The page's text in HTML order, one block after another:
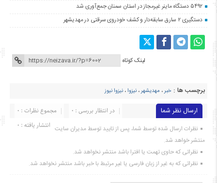
۵۴۹۲ دستگاه ماینر غیرمجاز در استان سمنان جمع‌آوری شد
دستگیری ۲ سارق سابقه‌دار و کشف خودروی سرقتی در مهدیشهر
لینک کوتاه
برچسب ها : خبر، مهدیشهر، نیزوا ، نیزوا نیوز
ارسال نظر شما مجموع نظرات : 0
در انتظار بررسی : 0
انتشار یافته : ۰ نظرات ارسال شده توسط شما، پس از تایید توسط مدیران سایت
منتشر خواهد شد.
نظراتی که حاوی تهمت یا افترا باشد منتشر نخواهد شد.
نظراتی که به غیر از زبان فارسی یا غیر مرتبط با خبر باشد منتشر نخواهد شد.